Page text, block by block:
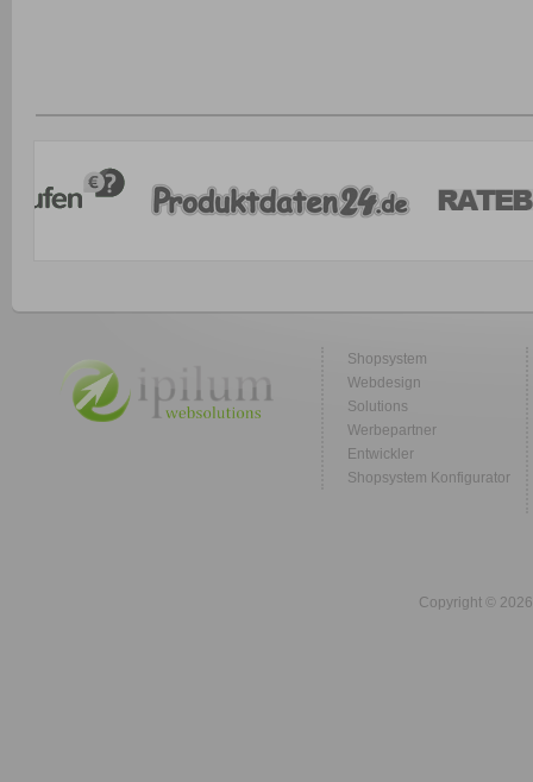
Shopsystem
Webdesign
Solutions
Werbepartner
Entwickler
Shopsystem Konfigurator
Copyright ©